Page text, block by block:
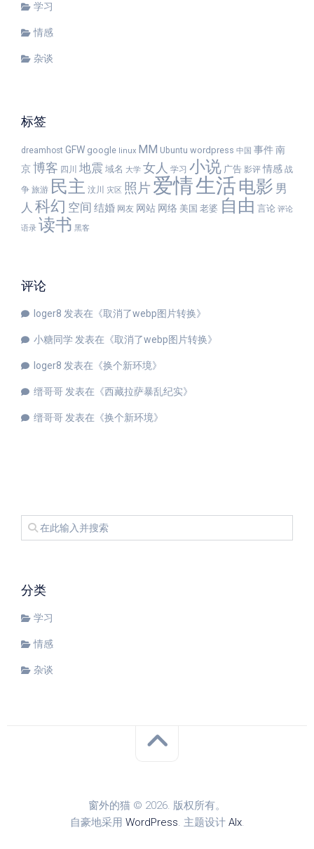
学习
情感
杂谈
标签
dreamhost GFW google linux MM Ubuntu wordpress 中国 事件南
京博客 四川 地震 域名 大学 女人 学习 小说 广告 影评 情感 战
争 旅游 民主 汶川 灾区 照片 爱情生活 电影 男
人 科幻 空间 结婚 网友 网站 网络 美国 老婆 自由 言论 评论
语录 读书 黑客
评论
loger8 发表在《取消了webp图片转换》
小糖同学发表在《取消了webp图片转换》
loger8 发表在《换个新环境》
缙哥哥发表在《西藏拉萨暴乱纪实》
缙哥哥发表在《换个新环境》
分类
学习
情感
杂谈
窗外的猫 © 2026. 版权所有。
自豪地采用 WordPress. 主题设计 Alx.